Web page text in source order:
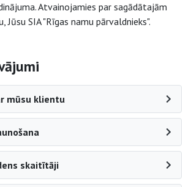
Atvainojamies par sagādātajām
Jūsu SIA "Rīgas namu pārvaldnieks".
mūsu klientu
skaitītāji